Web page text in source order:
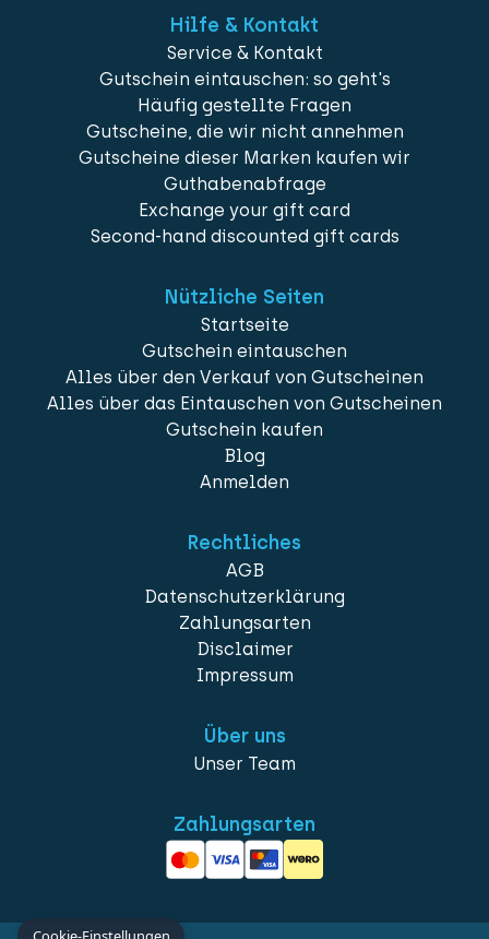
Hilfe & Kontakt
Service & Kontakt
Gutschein eintauschen: so geht's
Häufig gestellte Fragen
Gutscheine, die wir nicht annehmen
Gutscheine dieser Marken kaufen wir
Guthabenabfrage
Exchange your gift card
Second-hand discounted gift cards
Nützliche Seiten
Startseite
Gutschein eintauschen
Alles über den Verkauf von Gutscheinen
Alles über das Eintauschen von Gutscheinen
Gutschein kaufen
Blog
Anmelden
Rechtliches
AGB
Datenschutzerklärung
Zahlungsarten
Disclaimer
Impressum
Über uns
Unser Team
Zahlungsarten